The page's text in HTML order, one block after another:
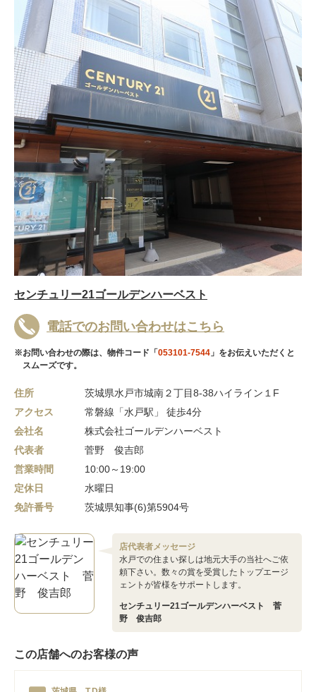
センチュリー21ゴールデンハーベスト
電話でのお問い合わせはこちら
※お問い合わせの際は、物件コード「 053101-7544 」をお伝えいただくと
スムーズです。
住所
茨城県水戸市城南２丁目8-38ハイライン１F
アクセス
常磐線「水戸駅」 徒歩4分
会社名
株式会社ゴールデンハーベスト
代表者
菅野 俊吉郎
営業時間
10:00～19:00
定休日
水曜日
免許番号
茨城県知事(6)第5904号
店代表者メッセージ
水戸での住まい探しは地元大手の当社へご依
頼下さい。数々の賞を受賞したトップエージ
ェントが皆様をサポートします。
センチュリー21ゴールデンハーベスト 菅
野 俊吉郎
この店舗へのお客様の声